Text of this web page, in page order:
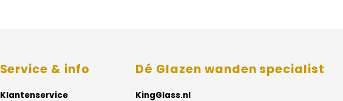
Service & info
Klantenservice
Dé Glazen wanden specialist
KingGlass.nl